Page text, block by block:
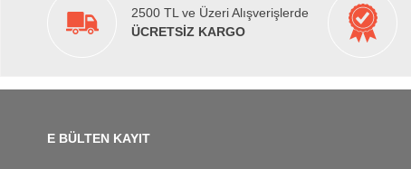
2500 TL ve Üzeri Alışverişlerde
ÜCRETSİZ KARGO
E BÜLTEN KAYIT